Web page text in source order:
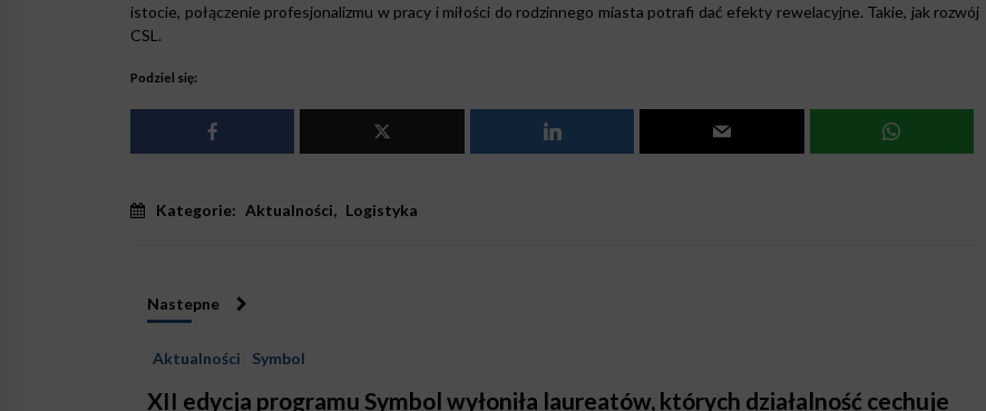
istocie, połączenie profesjonalizmu w pracy i miłości do rodzinnego miasta potrafi dać efekty rewelacyjne. Takie, jak rozwój
CSL.
Podziel się:
Kategorie: Aktualności, Logistyka
Nastepne
Aktualności Symbol
XII edycja programu Symbol wyłoniła laureatów, których działalność cechuje